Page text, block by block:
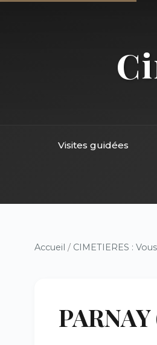
Visites guidées
Accueil / CIMETIERES :